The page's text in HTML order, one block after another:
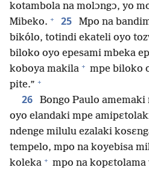
kotambola na molɔngɔ, yo
Mibeko. + 25
Mpo na
bikólo, totindi ekateli oyo
biloko oyo epesami mbeka
koboya makila + mpe biloko
pite.” +
26
Bongo Paulo
oyo elandaki mpe
ndenge milulu ezalaki
tempelo, mpo na koyebisa
koleka + mpo na kopɛtolama